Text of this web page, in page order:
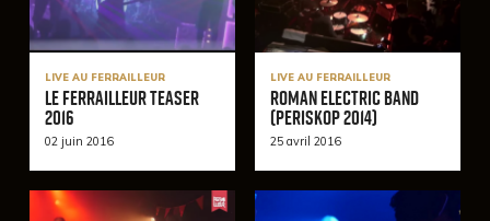
LIVE AU FERRAILLEUR
Le Ferrailleur Teaser
2016
02 juin 2016
LIVE AU FERRAILLEUR
Roman Electric Band
(Periskop 2014)
25 avril 2016